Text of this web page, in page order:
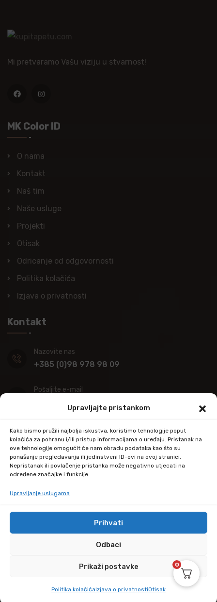
Upravljajte pristankom
Kako bismo pružili najbolja iskustva, koristimo tehnologije poput
kolačića za pohranu i/ili pristup informacijama o uređaju. Pristanak na
ove tehnologije omogućit će nam obradu podataka kao što su
ponašanje pregledavanja ili jedinstveni ID-ovi na ovoj stranici.
Nepristanak ili povlačenje pristanka može negativno utjecati na
određene značajke i funkcije.
Upravljanje uslugama
Prihvati
Odbaci
Prikaži postavke
Politika kolačićaIzjava o privatnostiOtisak
Mi pretvaramo Vašu viziju u stvarnost!
MK Color ID
O nama
Kontakt
Naš tim
Naše usluge
Projekti
Otisak
Odricanje od odgovornosti
Politika kolačića
Izjava o privatnosti
Kontakt
Nazovite nas
+385 (0)98 978 98 09
Pošaljite e-mail
Adresa
Industrijska ulica 39,
34000 Požega
© Copyright 2024 by kupitapetu.com
0